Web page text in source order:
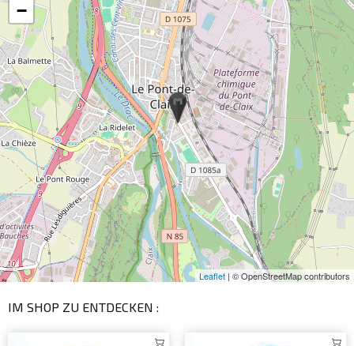
−
Leaflet | © OpenStreetMap contributors
IM SHOP ZU ENTDECKEN :